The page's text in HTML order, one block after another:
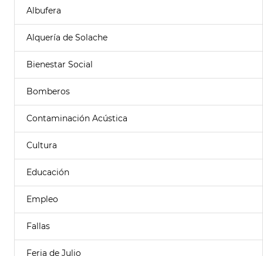
Albufera
Alquería de Solache
Bienestar Social
Bomberos
Contaminación Acústica
Cultura
Educación
Empleo
Fallas
Feria de Julio